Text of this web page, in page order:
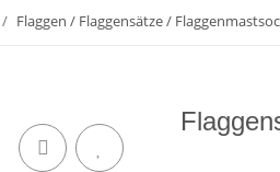
Flaggen / Flaggensätze /